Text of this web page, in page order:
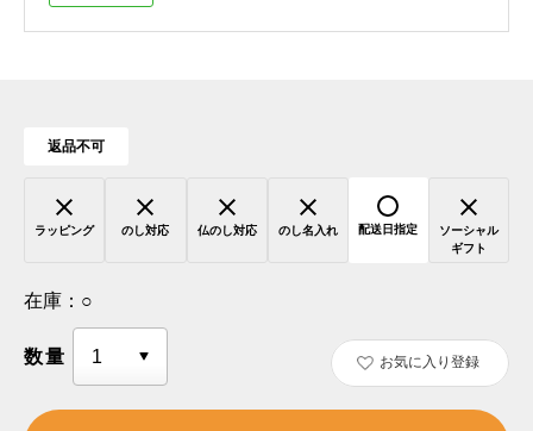
返品不可
ラッピング のし対応 仏のし対応 のし名入れ 配送日指定
ソーシャル
ギフト
在庫： ○
数量 お気に入り登録